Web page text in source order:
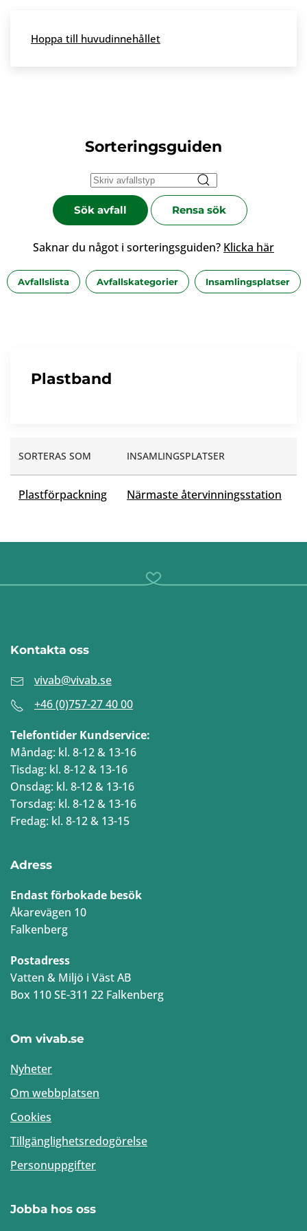
Skip to main content
Hoppa till huvudinnehållet
Sorteringsguiden
Sök avfall Rensa sök
Saknar du något i sorteringsguiden? Klicka här
Avfallslista Avfallskategorier Insamlingsplatser
Plastband
SORTERAS SOM INSAMLINGSPLATSER
Plastförpackning Närmaste återvinningsstation
Kontakta oss
vivab@vivab.se
+46 (0)757-27 40 00
Telefontider Kundservice:
Måndag: kl. 8-12 & 13-16
Tisdag: kl. 8-12 & 13-16
Onsdag: kl. 8-12 & 13-16
Torsdag: kl. 8-12 & 13-16
Fredag: kl. 8-12 & 13-15
Adress
Endast förbokade besök
Åkarevägen 10
Falkenberg
Postadress
Vatten & Miljö i Väst AB
Box 110 SE-311 22 Falkenberg
Om vivab.se
Nyheter
Om webbplatsen
Cookies
Tillgänglighetsredogörelse
Personuppgifter
Jobba hos oss